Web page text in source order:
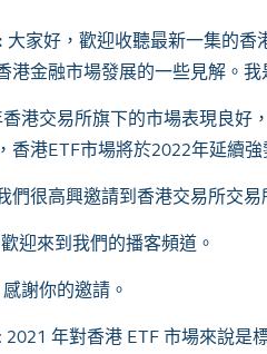
: 大家好，歡迎收聽最新一集的香
港金融市場發展的一些見解。我
港交易所旗下的市場表現良好
香港ETF市場將於2022年延續強
們很高興邀請到香港交易所交易
歡迎來到我們的播客頻道。
感謝你的邀請。
: 2021 年對香港 ETF 市場來說是